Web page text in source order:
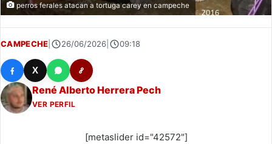
perros ferales atacan a tortuga carey en campeche
CAMPECHE 26/06/2026 09:18
X
René Alberto Herrera Pech
VER PERFIL
[metaslider id="42572"]